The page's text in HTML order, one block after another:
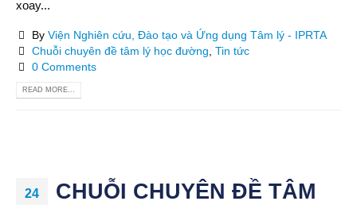
xoay...
By Viện Nghiên cứu, Đào tạo và Ứng dụng Tâm lý - IPRTA
Chuỗi chuyên đề tâm lý học đường Tin tức
0 Comments
READ MORE...
24
CHUỖI CHUYÊN ĐỀ TÂM